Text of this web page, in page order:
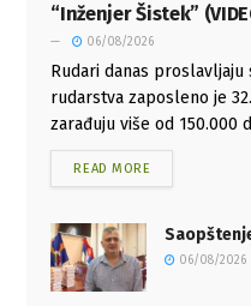
“Inženjer Šistek”
06/08/2026
Rudari danas
rudarstva zaposleno je
zarađuju više od 150.000
READ MORE
06/08/2026